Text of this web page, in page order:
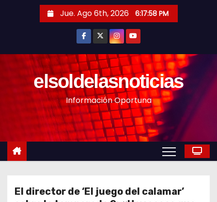
n
Jue. Ago 6th, 2026 6:18:01 PM
elsoldelasnoticias
Información Oportuna
El director de ‘El juego del calamar’